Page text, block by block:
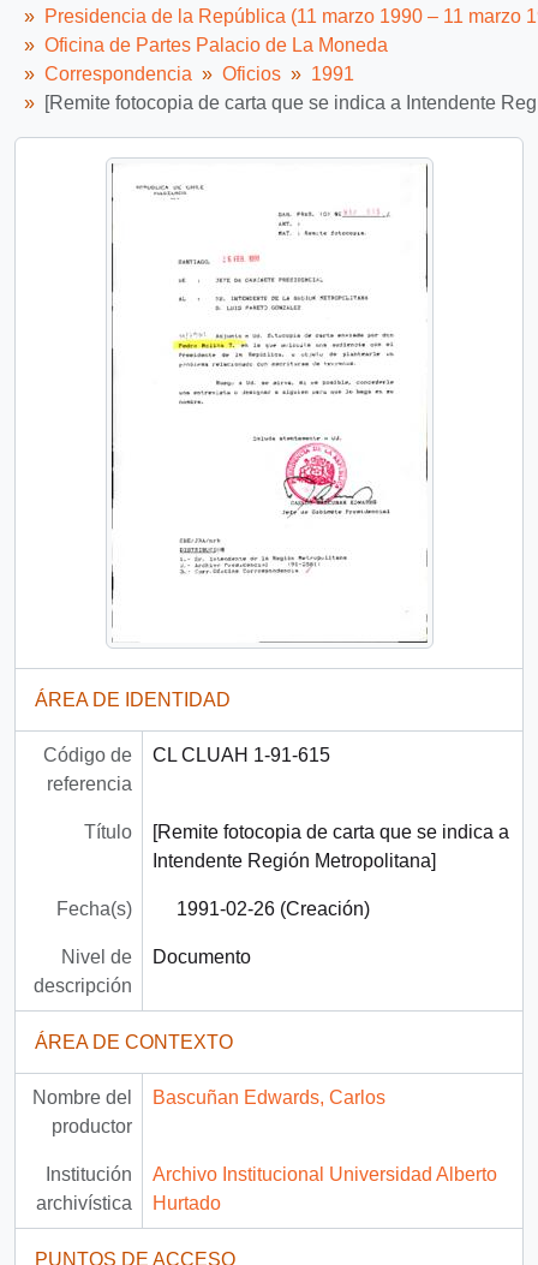
Presidencia de la República (11 marzo 1990 – 11 marzo
Oficina de Partes Palacio de La Moneda
Correspondencia
Oficios
1991
[Remite fotocopia de carta que se indica a Intendente
ÁREA DE IDENTIDAD
Código de
referencia
CL CLUAH 1-91-615
Título
[Remite fotocopia de carta que se indica a
Intendente Región Metropolitana]
Fecha(s) 1991-02-26 (Creación)
Nivel de
descripción
Documento
ÁREA DE CONTEXTO
Nombre del
productor
Bascuñan Edwards, Carlos
Institución
archivística
Archivo Institucional Universidad Alberto
Hurtado
PUNTOS DE ACCESO